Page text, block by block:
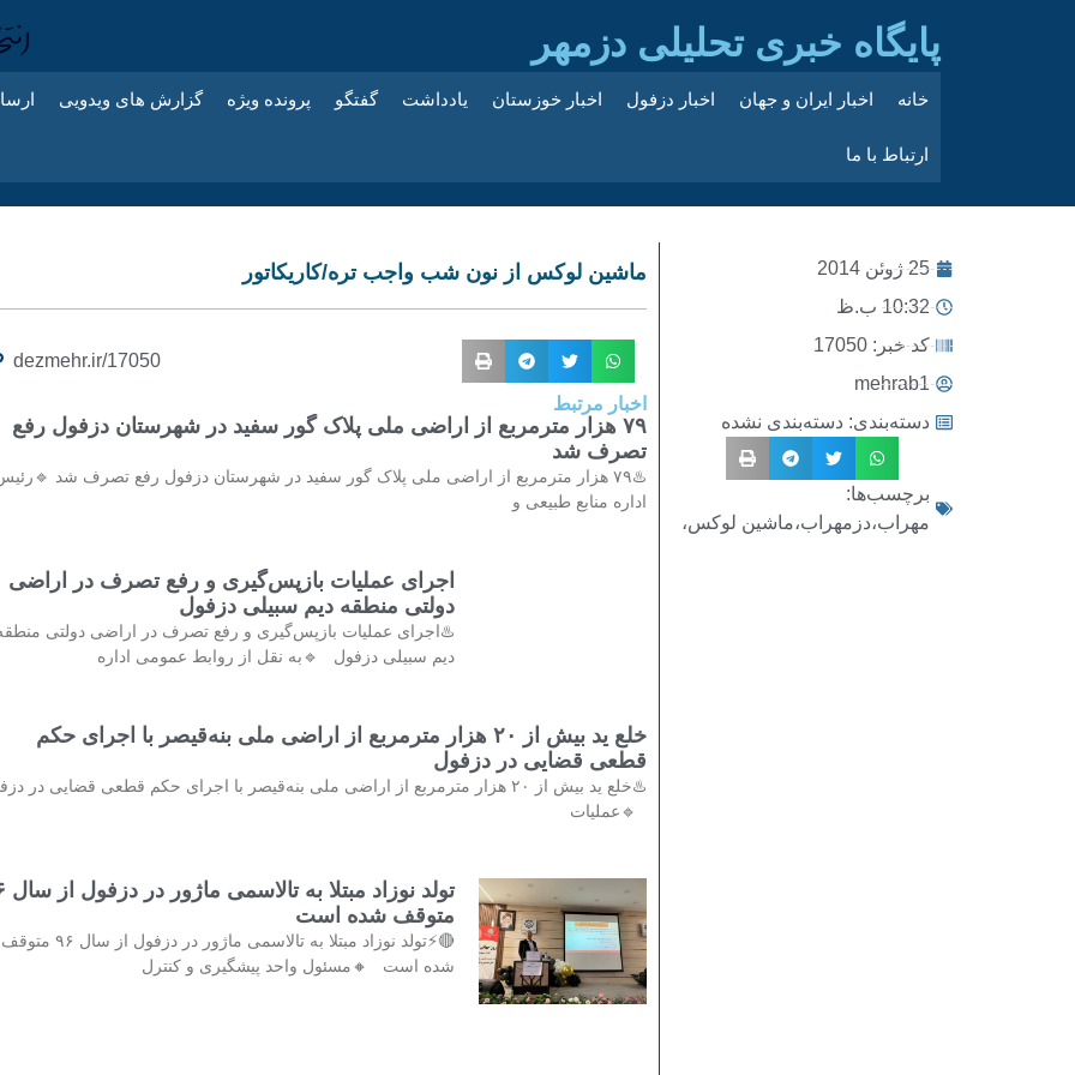
پایگاه خبری تحلیلی دزمهر
خانه اخبار ایران و جهان اخبار دزفول اخبار خوزستان یادداشت گفتگو پرونده ویژه گزارش های ویدویی
ارتباط با ما
25 ژوئن 2014
10:32 ب.ظ
کد خبر: 17050
mehrab1
دسته‌بندی: دسته‌بندی نشده
برچسب‌ها:
مهراب،دزمهراب،ماشین لوکس،
ماشین لوکس از نون شب واجب تره/کاریکاتور
dezmehr.ir/17050
اخبار مرتبط
۷۹ هزار مترمربع از اراضی ملی پلاک گور سفید در شهرستان دزفول رفع
تصرف شد
♨️۷۹ هزار مترمربع از اراضی ملی پلاک گور سفید در شهرستان دزفول رفع تصرف شد
اداره منابع طبیعی و
اجرای عملیات بازپس‌گیری و رفع تصرف در اراضی
دولتی منطقه دیم سبیلی دزفول
♨️اجرای عملیات بازپس‌گیری و رفع تصرف در اراضی دولتی
دیم سبیلی دزفول 🔹به نقل از روابط عمومی اداره
خلع ید بیش از ۲۰ هزار مترمربع از اراضی ملی بنه‌قیصر با اجرای حکم
قطعی قضایی در دزفول
♨️خلع ید بیش از ۲۰ هزار مترمربع از اراضی ملی بنه‌قیصر با اجرای حکم قطعی قضایی در
🔹عملیات
تولد
متوقف شده است
🔴⚡تولد نوزاد مبتلا به تالاسمی ماژور در دزفول از سال ۹۶ متوقف
شده است 🔸مسئول واحد پیشگیری و کنترل